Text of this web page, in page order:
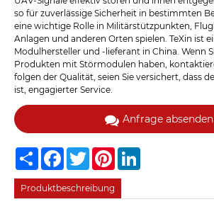
so für zuverlässige Sicherheit in bestimmten
eine wichtige Rolle in Militärstützpunkten,
Anlagen und anderen Orten spielen. TeXin ist
Modulhersteller und -lieferant in China. Wenn
Produkten mit Störmodulen haben,
folgen der Qualität, seien Sie versichert, dass
ist, engagierter Service.
Anfrage absenden
Share FacebookTwitterPinterest
Produktbeschreibung